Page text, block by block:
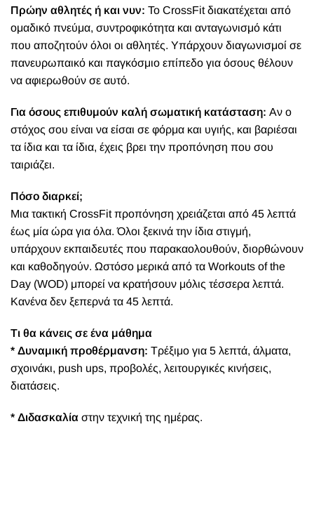
Πρώην αθλητές ή και νυν: Το CrossFit διακατέχεται από
ομαδικό πνεύμα, συντροφικότητα και ανταγωνισμό κάτι
που αποζητούν όλοι οι αθλητές. Υπάρχουν διαγωνισμοί σε
πανευρωπαικό και παγκόσμιο επίπεδο για όσους θέλουν
να αφιερωθούν σε αυτό.
Για όσους επιθυμούν καλή σωματική κατάσταση: Αν ο
στόχος σου είναι να είσαι σε φόρμα και υγιής, και βαριέσαι
τα ίδια και τα ίδια, έχεις βρει την προπόνηση που σου
ταιριάζει.
Πόσο διαρκεί;
Μια τακτική CrossFit προπόνηση χρειάζεται από 45 λεπτά
έως μία ώρα για όλα. Όλοι ξεκινά την ίδια στιγμή,
υπάρχουν εκπαιδευτές που παρακαολουθούν, διορθώνουν
και καθοδηγούν. Ωστόσο μερικά από τα Workouts of the
Day (WOD) μπορεί να κρατήσουν μόλις τέσσερα λεπτά.
Κανένα δεν ξεπερνά τα 45 λεπτά.
Τι θα κάνεις σε ένα μάθημα
* Δυναμική προθέρμανση: Τρέξιμο για 5 λεπτά, άλματα,
σχοινάκι, push ups, προβολές, λειτουργικές κινήσεις,
διατάσεις.
* Διδασκαλία στην τεχνική της ημέρας.